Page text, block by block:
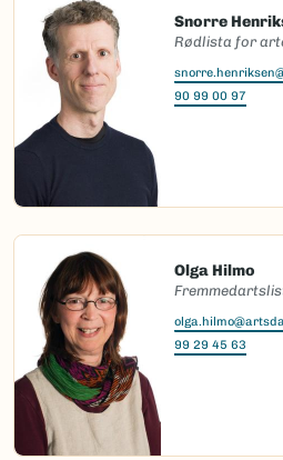
Snorre
Rødlista for
90 99 00 97
Olga Hilmo
99 29 45 63